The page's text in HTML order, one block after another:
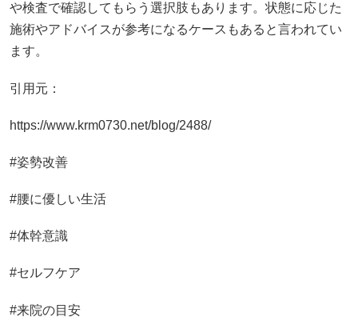
や検査で確認してもらう選択肢もあります。状態に応じた
施術やアドバイスが参考になるケースもあると言われてい
ます。
引用元：
https://www.krm0730.net/blog/2488/
#姿勢改善
#腰に優しい生活
#体幹意識
#セルフケア
#来院の目安